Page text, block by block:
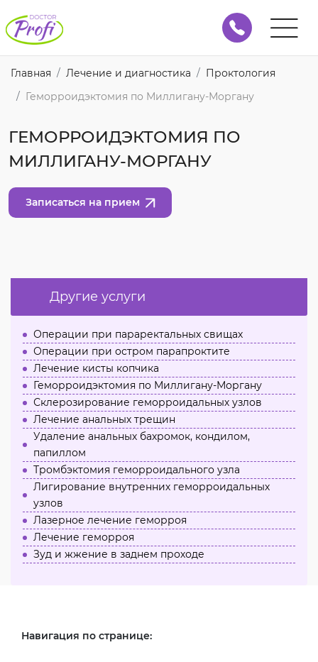
Главная Лечение и диагностика
Проктология
Геморроидэктомия по Миллигану-Моргану
ГЕМОРРОИДЭКТОМИЯ ПО
МИЛЛИГАНУ-МОРГАНУ
Записаться на прием
Навигация по странице:
Другие услуги
Операции при параректальных свищах
Операции при остром парапроктите
Лечение кисты копчика
Геморроидэктомия по Миллигану-Моргану
Склерозирование геморроидальных узлов
Лечение анальных трещин
Удаление анальных бахромок, кондилом,
папиллом
Тромбэктомия геморроидального узла
Лигирование внутренних геморроидальных
узлов
Лазерное лечение геморроя
Лечение геморроя
Зуд и жжение в заднем проходе